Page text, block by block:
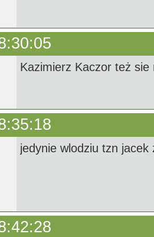
Kazimierz Kaczor też sie
jedynie wlodziu tzn